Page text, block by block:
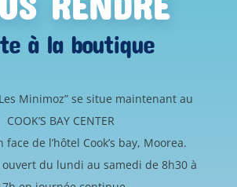
à la boutique
Minimoz” se situe maintenant au
COOK’S BAY CENTER
face de l’hôtel Cook’s bay, Moorea.
ouvert du lundi au samedi de 8h30 à